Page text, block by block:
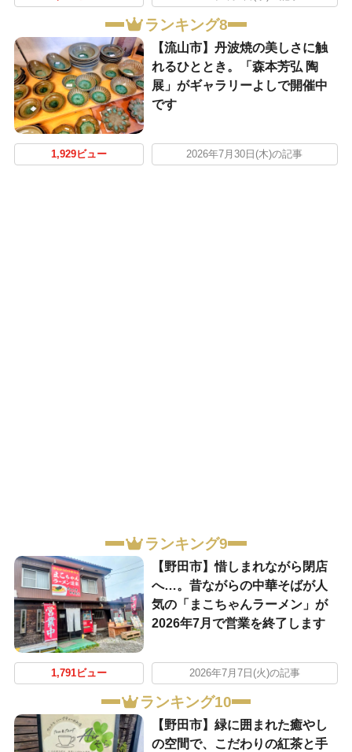
ランキング8
【流山市】丹波焼の美しさに触
れるひととき。「森本芳弘 陶
展」がギャラリーよしで開催中
です
1,929ビュー 2026年7月30日(木)の記事
ランキング9
【野田市】惜しまれながら閉店
へ…。昔ながらの中華そばが人
気の「まこちゃんラーメン」が
2026年7月で営業を終了します
1,791ビュー 2026年7月7日(火)の記事
ランキング10
【野田市】緑に囲まれた癒やし
の空間で、こだわりの紅茶と手